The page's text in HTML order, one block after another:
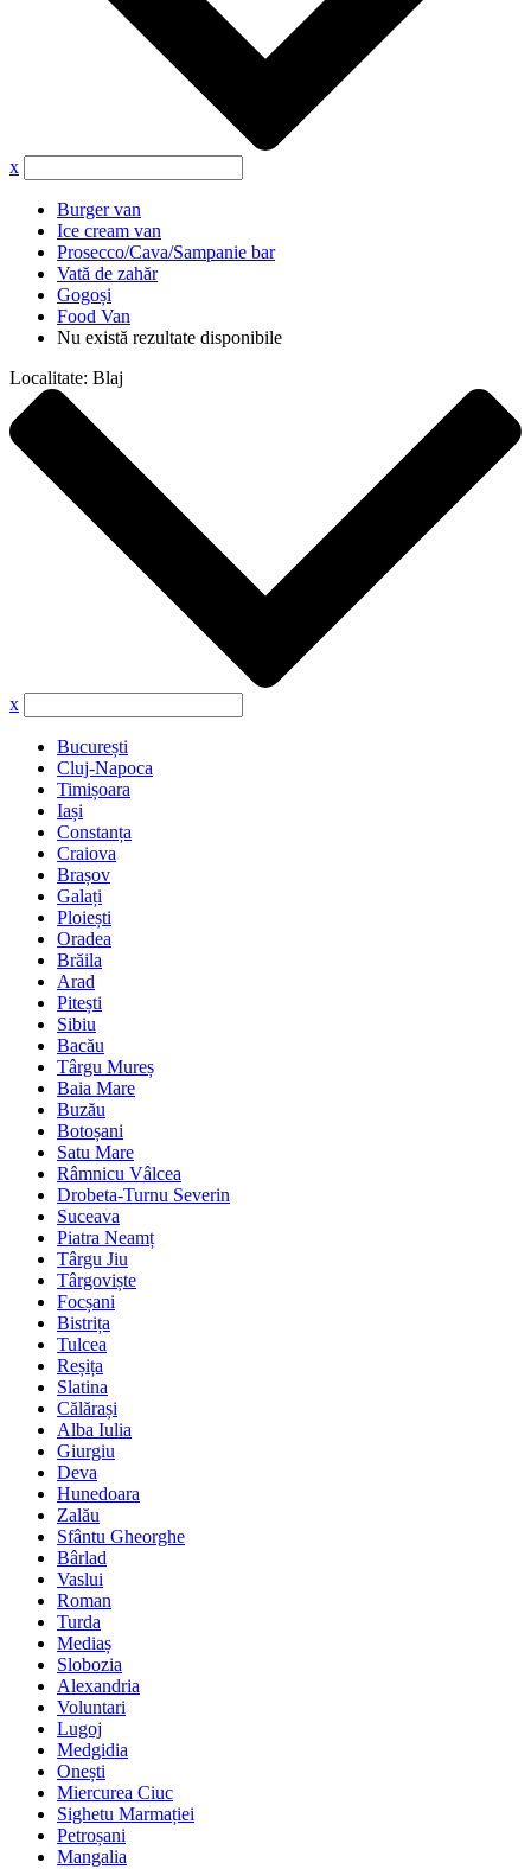
x
Burger van
Ice cream van
Prosecco/Cava/Sampanie bar
Vată de zahăr
Gogoși
Food Van
Nu există rezultate disponibile
Localitate: Blaj
x
București
Cluj-Napoca
Timișoara
Iași
Constanța
Craiova
Brașov
Galați
Ploiești
Oradea
Brăila
Arad
Pitești
Sibiu
Bacău
Târgu Mureș
Baia Mare
Buzău
Botoșani
Satu Mare
Râmnicu Vâlcea
Drobeta-Turnu Severin
Suceava
Piatra Neamț
Târgu Jiu
Târgoviște
Focșani
Bistrița
Tulcea
Reșița
Slatina
Călărași
Alba Iulia
Giurgiu
Deva
Hunedoara
Zalău
Sfântu Gheorghe
Bârlad
Vaslui
Roman
Turda
Mediaș
Slobozia
Alexandria
Voluntari
Lugoj
Medgidia
Onești
Miercurea Ciuc
Sighetu Marmației
Petroșani
Mangalia